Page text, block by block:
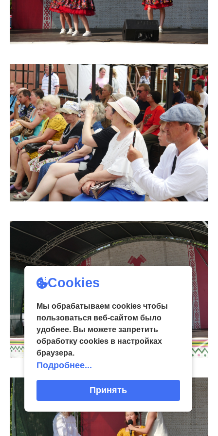
Cookies
Мы обрабатываем cookies чтобы
пользоваться веб-сайтом было
удобнее. Вы можете запретить
обработку сookies в настройках
браузера.
Подробнее...
Принять